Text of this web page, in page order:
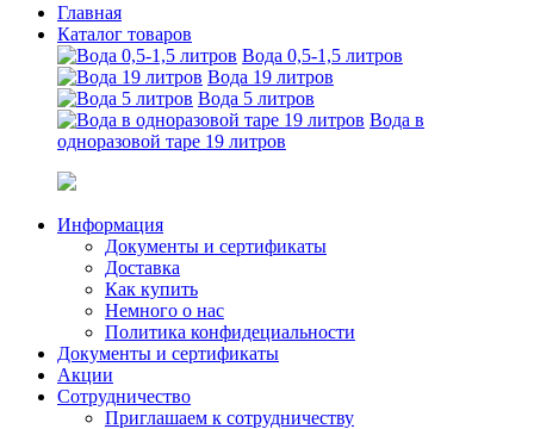
Главная
Каталог товаров
Вода 0,5-1,5 литров
Вода 19 литров
Вода 5 литров
Вода в
одноразовой таре 19 литров
Информация
Документы и сертификаты
Доставка
Как купить
Немного о нас
Политика конфидециальности
Документы и сертификаты
Акции
Сотрудничество
Приглашаем к сотрудничеству